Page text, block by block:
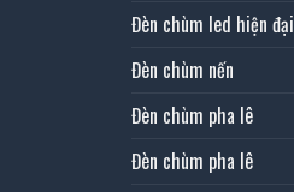
Đèn chùm led hiện đại
Đèn chùm nến
Đèn chùm pha lê
Đèn chùm pha lê